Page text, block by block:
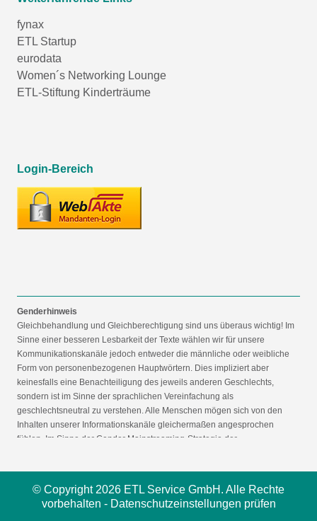
fynax
ETL Startup
eurodata
Women´s Networking Lounge
ETL-Stiftung Kinderträume
Login-Bereich
Genderhinweis
Gleichbehandlung und Gleichberechtigung sind uns überaus wichtig! Im
Sinne einer besseren Lesbarkeit der Texte wählen wir für unsere
Kommunikationskanäle jedoch entweder die männliche oder weibliche
Form von personenbezogenen Hauptwörtern. Dies impliziert aber
keinesfalls eine Benachteiligung des jeweils anderen Geschlechts,
sondern ist im Sinne der sprachlichen Vereinfachung als
geschlechtsneutral zu verstehen. Alle Menschen mögen sich von den
Inhalten unserer Informationskanäle gleichermaßen angesprochen
fühlen. Im Sinne der Gender Mainstreaming-Strategie der
© Copyright 2026 ETL Service GmbH. Alle Rechte
vorbehalten - Datenschutzeinstellungen prüfen